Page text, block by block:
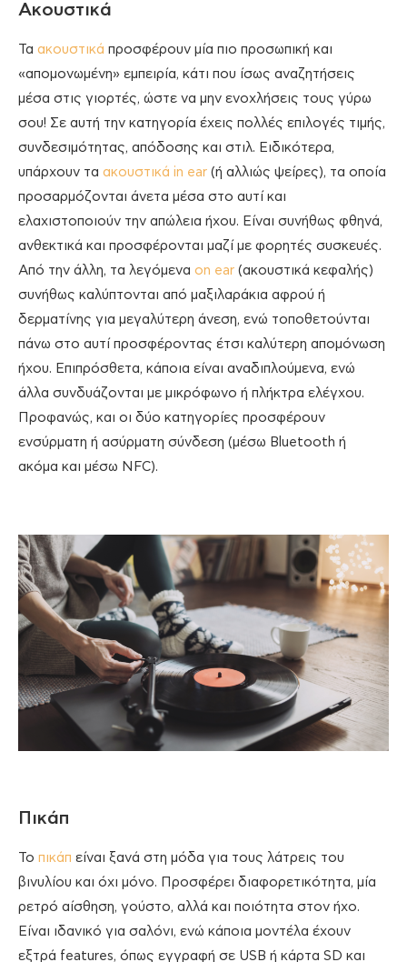
Ακουστικά
Τα ακουστικά προσφέρουν μία πιο προσωπική και
«απομονωμένη» εμπειρία, κάτι που ίσως αναζητήσεις
μέσα στις γιορτές, ώστε να μην ενοχλήσεις τους γύρω
σου! Σε αυτή την κατηγορία έχεις πολλές επιλογές τιμής,
συνδεσιμότητας, απόδοσης και στιλ. Ειδικότερα,
υπάρχουν τα ακουστικά in ear (ή αλλιώς ψείρες), τα οποία
προσαρμόζονται άνετα μέσα στο αυτί και
ελαχιστοποιούν την απώλεια ήχου. Είναι συνήθως φθηνά,
ανθεκτικά και προσφέρονται μαζί με φορητές συσκευές.
Από την άλλη, τα λεγόμενα on ear (ακουστικά κεφαλής)
συνήθως καλύπτονται από μαξιλαράκια αφρού ή
δερματίνης για μεγαλύτερη άνεση, ενώ τοποθετούνται
πάνω στο αυτί προσφέροντας έτσι καλύτερη απομόνωση
ήχου. Επιπρόσθετα, κάποια είναι αναδιπλούμενα, ενώ
άλλα συνδυάζονται με μικρόφωνο ή πλήκτρα ελέγχου.
Προφανώς, και οι δύο κατηγορίες προσφέρουν
ενσύρματη ή ασύρματη σύνδεση (μέσω Bluetooth ή
ακόμα και μέσω NFC).
Πικάπ
Το πικάπ είναι ξανά στη μόδα για τους λάτρεις του
βινυλίου και όχι μόνο. Προσφέρει διαφορετικότητα, μία
ρετρό αίσθηση, γούστο, αλλά και ποιότητα στον ήχο.
Είναι ιδανικό για σαλόνι, ενώ κάποια μοντέλα έχουν
εξτρά features, όπως εγγραφή σε USB ή κάρτα SD και